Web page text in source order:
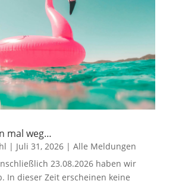
mal weg…
| Juli 31, 2026| Alle Meldungen
23.08.2026 haben wir
In dieser Zeit erscheinen keine